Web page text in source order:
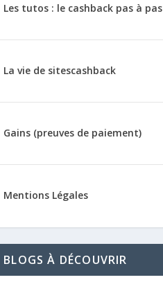
Les tutos : le cashback pas à pas
La vie de sitescashback
Gains (preuves de paiement)
Mentions Légales
BLOGS À DÉCOUVRIR